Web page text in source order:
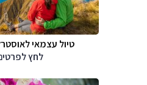
טיול עצמאי
לחץ